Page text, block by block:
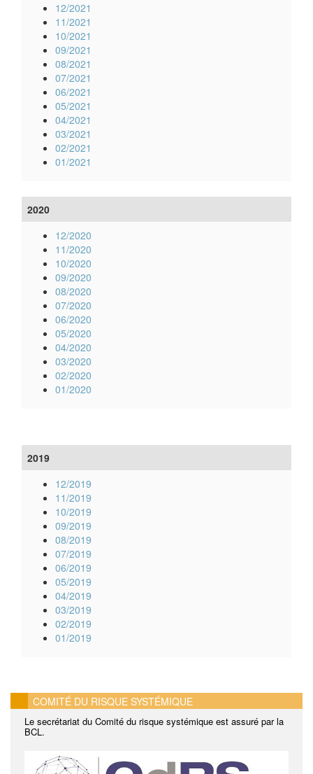
12/2021
11/2021
10/2021
09/2021
08/2021
07/2021
06/2021
05/2021
04/2021
03/2021
02/2021
01/2021
2020
12/2020
11/2020
10/2020
09/2020
08/2020
07/2020
06/2020
05/2020
04/2020
03/2020
02/2020
01/2020
2019
12/2019
11/2019
10/2019
09/2019
08/2019
07/2019
06/2019
05/2019
04/2019
03/2019
02/2019
01/2019
COMITÉ DU RISQUE SYSTÉMIQUE
Le secrétariat du Comité du risque systémique est assuré par la
BCL.